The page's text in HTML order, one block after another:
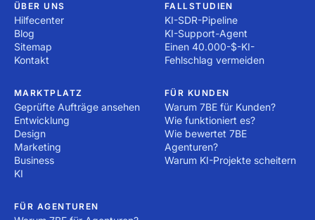
veröffentlichen!
ÜBER UNS
Hilfecenter
Blog
Sitemap
Kontakt
FALLSTUDIEN
KI-SDR-Pipeline
KI-Support-Agent
Einen 40.000-$-KI-
Fehlschlag vermeiden
MARKTPLATZ
Geprüfte Aufträge ansehen
Entwicklung
Design
Marketing
Business
KI
FÜR KUNDEN
Warum 7BE für Kunden?
Wie funktioniert es?
Wie bewertet 7BE
Agenturen?
Warum KI-Projekte scheitern
FÜR AGENTUREN